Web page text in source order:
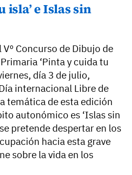
isla’ e Islas sin
Concurso de Dibujo de
‘Pinta y cuida tu
día 3 de julio,
internacional Libre de
temática de esta edición
autonómico es ‘Islas sin
pretende despertar en los
hacia esta grave
sobre la vida en los